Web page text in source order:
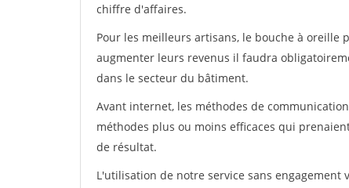
chiffre d'affaires.
Pour les meilleurs artisans, le bouche à
augmenter leurs revenus il faudra
dans le secteur du bâtiment.
Avant internet, les méthodes de
méthodes plus ou moins efficaces qui
de résultat.
L'utilisation de notre service sans